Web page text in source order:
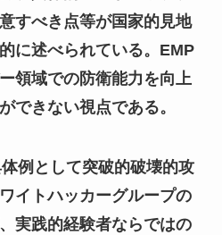
すべき点等が国家的見地
に述べられている。EMP
領域での防衛能力を向上
できない視点である。
例として突破的破壊的攻
イトハッカーグループの
実践的経験者ならではの